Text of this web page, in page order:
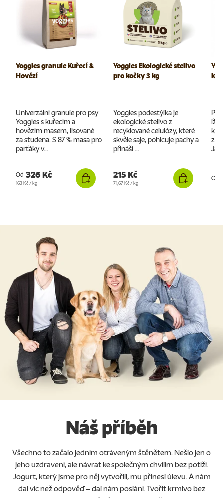
Yoggies granule Kuřecí &
Hovězí
Univerzální granule pro psy
Yoggies s kuřecím a
hovězím masem, lisované
za studena. S 87 % masa pro
parťáky v...
Od 326 Kč
Cena za jednotku
163 Kč /kg
Yoggies Ekologické stelivo
pro kočky 3 kg
Yoggies podestýlka je
ekologické stelivo z
recyklované celulózy, které
skvěle saje, pohlcuje pachy a
přináší ...
215 Kč
Cena za jednotku
71,67 Kč /kg
za
Od
Náš příběh
Všechno to začalo jedním otráveným štěnětem. Nešlo jen o
jeho uzdravení, ale návrat ke společným chvílím bez potíží.
Jogurt, který jsme pro něj vytvořili, mu přinesl úlevu. A nám
dal víc než odpověď – dal nám poslání. Tvořit krmivo bez